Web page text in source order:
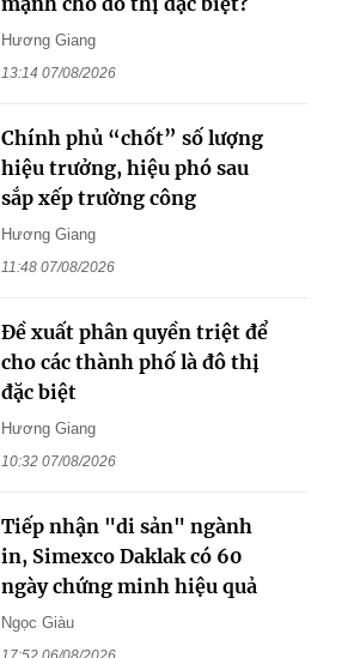
Hương Giang
13:14 07/08/2026
Chính phủ “chốt” số lượng
hiệu trưởng, hiệu phó sau
sắp xếp trường công
Hương Giang
11:48 07/08/2026
Đề xuất phân quyền triệt để
cho các thành phố là đô thị
đặc biệt
Hương Giang
10:32 07/08/2026
Tiếp nhận "di sản" ngành
in, Simexco Daklak có 60
ngày chứng minh hiệu quả
Ngọc Giàu